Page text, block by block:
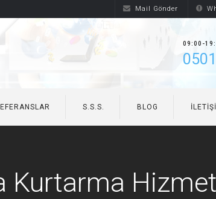
Mail Gönder
09:00-
S.S.S. BLOG
Kurtarma